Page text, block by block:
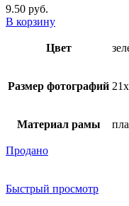
9.50 руб.
В корзину
Цвет
Размер фотографий
Материал рамы
Продано
Быстрый просмотр